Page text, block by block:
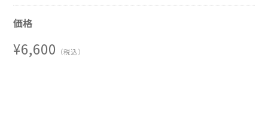
で実施した自動車保険、火災保険に対する顧客ニー
ズ調査の結果と考察〜
(2) 日本における追加調査の結果〜日本で実
略 歴
価格
¥6,600 （税込）